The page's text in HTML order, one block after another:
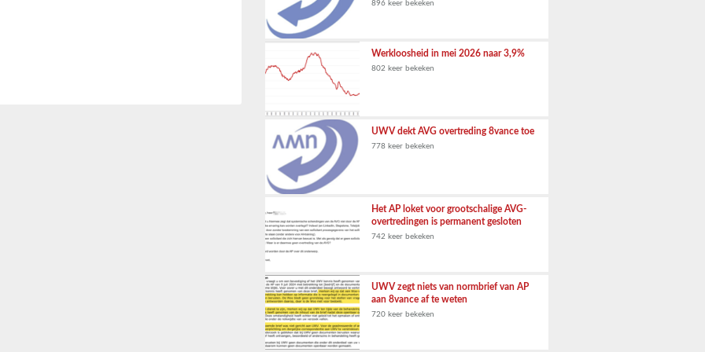
896 keer bekeken
Werkloosheid in mei 2026 naar 3,9%
802 keer bekeken
UWV dekt AVG overtreding 8vance toe
778 keer bekeken
Het AP loket voor grootschalige AVG-
overtredingen is permanent gesloten
742 keer bekeken
UWV zegt niets van normbrief van AP
aan 8vance af te weten
720 keer bekeken